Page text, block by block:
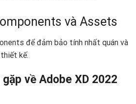
và Assets
để đảm bảo tính nhất quán và
kế.
về Adobe XD 2022